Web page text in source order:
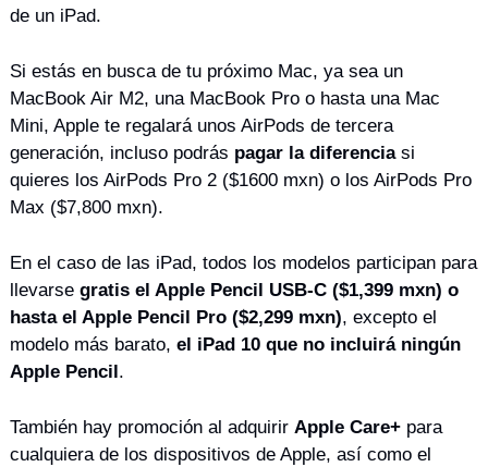
de un iPad.
Si estás en busca de tu próximo Mac, ya sea un
MacBook Air M2, una MacBook Pro o hasta una Mac
Mini, Apple te regalará unos AirPods de tercera
generación, incluso podrás pagar la diferencia si
quieres los AirPods Pro 2 ($1600 mxn) o los AirPods Pro
Max ($7,800 mxn).
En el caso de las iPad, todos los modelos participan para
llevarse gratis el Apple Pencil USB-C ($1,399 mxn) o
hasta el Apple Pencil Pro ($2,299 mxn), excepto el
modelo más barato, el iPad 10 que no incluirá ningún
Apple Pencil.
También hay promoción al adquirir Apple Care+ para
cualquiera de los dispositivos de Apple, así como el